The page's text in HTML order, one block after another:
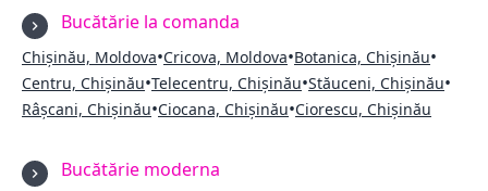
Bucătărie la comanda
Chișinău, Moldova•Cricova, Moldova•Botanica, Chișinău•
Centru, Chișinău•Telecentru, Chișinău•Stăuceni, Chișinău•
Râșcani, Chișinău•Ciocana, Chișinău•Ciorescu, Chișinău
Bucătărie moderna